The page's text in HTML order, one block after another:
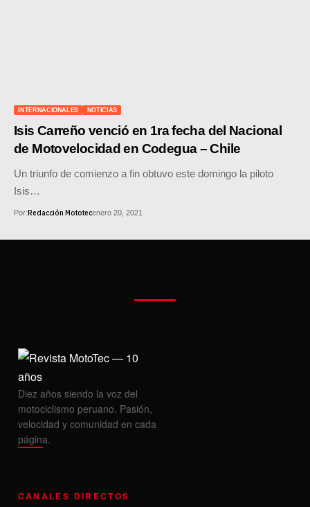
INTERNACIONALES NOTICIAS
Isis Carreño venció en 1ra fecha del Nacional
de Motovelocidad en Codegua – Chile
Un triunfo de comienzo a fin obtuvo este domingo la piloto
Isis…
Por:Redacción Mototecenero 20, 2021
Diez años siendo la voz del
motociclismo peruano. Pasión,
velocidad y comunidad en cada
página.
CANALES DIRECTOS